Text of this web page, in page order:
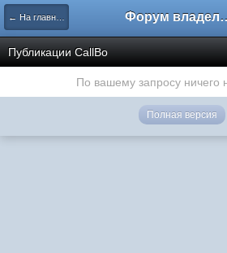
← На главную Форум
Публикации CallBo
По вашему запросу ничего
Полная версия